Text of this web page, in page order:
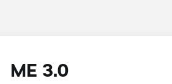
ME 3.0